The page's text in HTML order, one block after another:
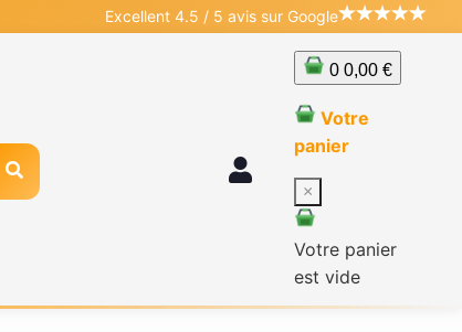
Excellent 4.5 / 5 avis sur Google
0 0,00 €
Votre
panier
×
Votre panier
est vide